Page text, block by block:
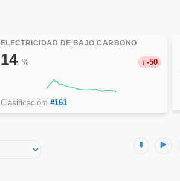
ELECTRICIDAD DE BAJO CARBONO
14 % -50
Clasificación: #161
⬇️ ▶️